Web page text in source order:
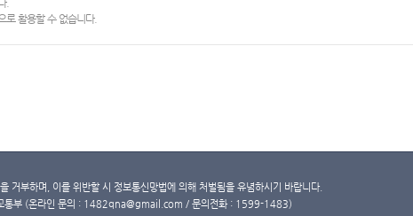
.
로 활용할 수 없습니다.
거부하며, 이를 위반할 시 정보통신망법에 의해 처벌됨을 유념하시기 바랍니다.
통부 (온라인 문의 : 1482qna@gmail.com / 문의전화 : 1599-1483)